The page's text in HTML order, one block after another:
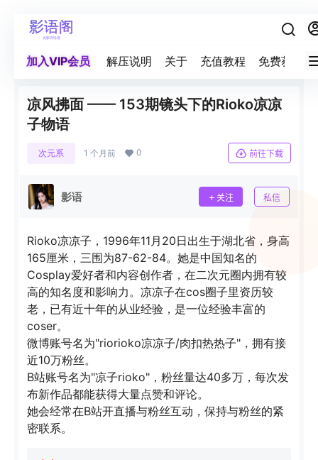
加入VIP会员 解压说明 关于 充值教程 免费获取积
凉风拂面 —— 153期镜头下的Rioko凉凉
子物语
次元系 1 个月前 0 前往下载
影语 关注 私信
Rioko凉凉子，1996年11月20日出生于湖北省，身高
165厘米，三围为87-62-84。她是中国知名的
Cosplay爱好者和内容创作者，在二次元圈内拥有较
高的知名度和影响力。凉凉子在cos圈子里资历较
老，已有近十年的从业经验，是一位经验丰富的
coser。
微博账号名为"riorioko凉凉子/肉扣热热子"，拥有接
近10万粉丝。
B站账号名为"凉子rioko"，粉丝量达40多万，每次发
布新作品都能获得大量点赞和评论。
她会经常在B站开直播与粉丝互动，保持与粉丝的紧
密联系。